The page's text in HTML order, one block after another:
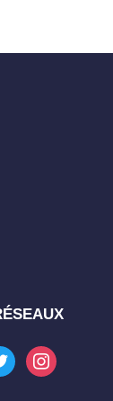
instagram